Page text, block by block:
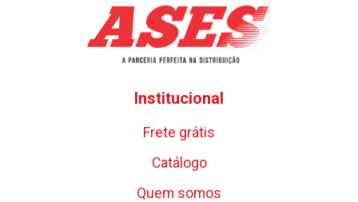
Institucional
Frete grátis
Catálogo
Quem somos